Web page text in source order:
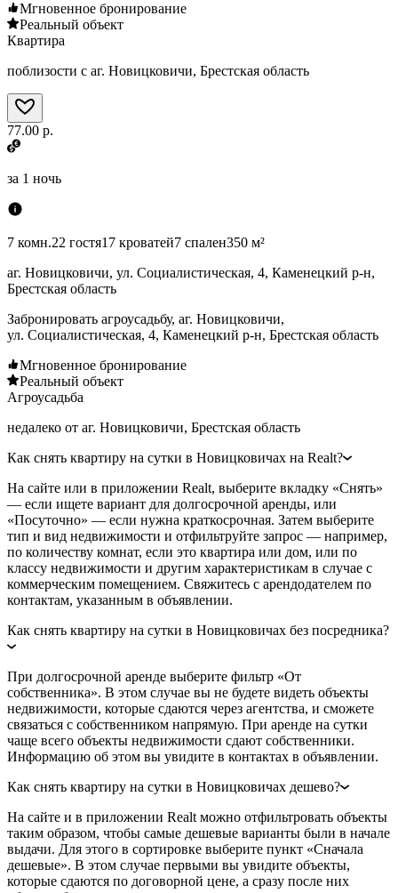
Мгновенное бронирование
Реальный объект
Квартира
поблизости с аг. Новицковичи, Брестская область
77.00 р.
за 1 ночь
7 комн.22 гостя17 кроватей7 спален350 м²
аг. Новицковичи, ул. Социалистическая, 4, Каменецкий р-н,
Брестская область
Забронировать агроусадьбу, аг. Новицковичи,
ул. Социалистическая, 4, Каменецкий р-н, Брестская область
Мгновенное бронирование
Реальный объект
Агроусадьба
недалеко от аг. Новицковичи, Брестская область
Как снять квартиру на сутки в Новицковичах на Realt?
На сайте или в приложении Realt, выберите вкладку «Снять»
— если ищете вариант для долгосрочной аренды, или
«Посуточно» — если нужна краткосрочная. Затем выберите
тип и вид недвижимости и отфильтруйте запрос — например,
по количеству комнат, если это квартира или дом, или по
классу недвижимости и другим характеристикам в случае с
коммерческим помещением. Свяжитесь с арендодателем по
контактам, указанным в объявлении.
Как снять квартиру на сутки в Новицковичах без посредника?
При долгосрочной аренде выберите фильтр «От
собственника». В этом случае вы не будете видеть объекты
недвижимости, которые сдаются через агентства, и сможете
связаться с собственником напрямую. При аренде на сутки
чаще всего объекты недвижимости сдают собственники.
Информацию об этом вы увидите в контактах в объявлении.
Как снять квартиру на сутки в Новицковичах дешево?
На сайте и в приложении Realt можно отфильтровать объекты
таким образом, чтобы самые дешевые варианты были в начале
выдачи. Для этого в сортировке выберите пункт «Сначала
дешевые». В этом случае первыми вы увидите объекты,
которые сдаются по договорной цене, а сразу после них